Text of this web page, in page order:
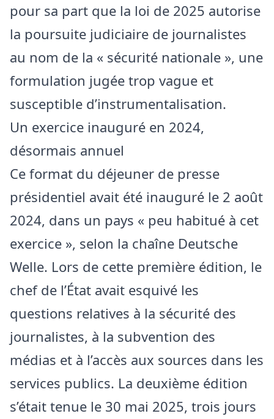
pour sa part que la loi de 2025 autorise
la poursuite judiciaire de journalistes
au nom de la « sécurité nationale », une
formulation jugée trop vague et
susceptible d’instrumentalisation.
Un exercice inauguré en 2024,
désormais annuel
Ce format du déjeuner de presse
présidentiel avait été inauguré le 2 août
2024, dans un pays « peu habitué à cet
exercice », selon la chaîne Deutsche
Welle. Lors de cette première édition, le
chef de l’État avait esquivé les
questions relatives à la sécurité des
journalistes, à la subvention des
médias et à l’accès aux sources dans les
services publics. La deuxième édition
s’était tenue le 30 mai 2025, trois jours